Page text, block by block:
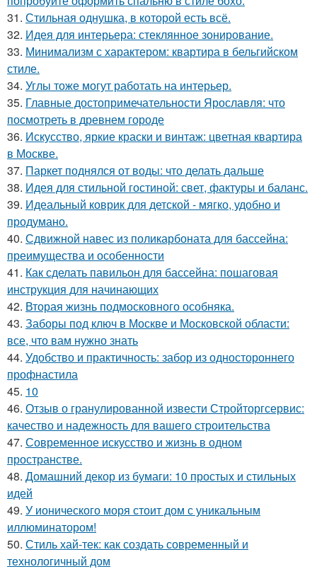
31. Стильная однушка, в которой есть всё.
32. Идея для интерьера: стеклянное зонирование.
33. Минимализм с характером: квартира в бельгийском
стиле.
34. Углы тоже могут работать на интерьер.
35. Главные достопримечательности Ярославля: что
посмотреть в древнем городе
36. Искусство, яркие краски и винтаж: цветная квартира
в Москве.
37. Паркет поднялся от воды: что делать дальше
38. Идея для стильной гостиной: свет, фактуры и баланс.
39. Идеальный коврик для детской - мягко, удобно и
продумано.
40. Сдвижной навес из поликарбоната для бассейна:
преимущества и особенности
41. Как сделать павильон для бассейна: пошаговая
инструкция для начинающих
42. Вторая жизнь подмосковного особняка.
43. Заборы под ключ в Москве и Московской области:
все, что вам нужно знать
44. Удобство и практичность: забор из одностороннего
профнастила
45. 10
46. Отзыв о гранулированной извести Стройторгсервис:
качество и надежность для вашего строительства
47. Современное искусство и жизнь в одном
пространстве.
48. Домашний декор из бумаги: 10 простых и стильных
идей
49. У ионического моря стоит дом с уникальным
иллюминатором!
50. Стиль хай-тек: как создать современный и
технологичный дом